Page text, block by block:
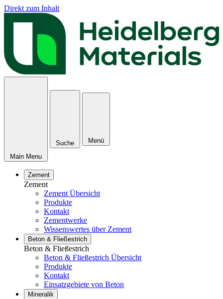
Direkt zum Inhalt
Main Menu
Suche Menü
Zement
Zement
Zement Übersicht
Produkte
Kontakt
Zementwerke
Wissenswertes über Zement
Beton & Fließestrich
Beton & Fließestrich
Beton & Fließestrich Übersicht
Produkte
Kontakt
Einsatzgebiete von Beton
Mineralik